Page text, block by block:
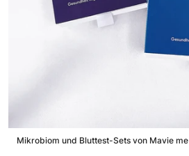
Mikrobiom und Bluttest-Sets von Mavie me